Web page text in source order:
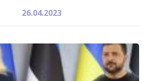
26.04.2023